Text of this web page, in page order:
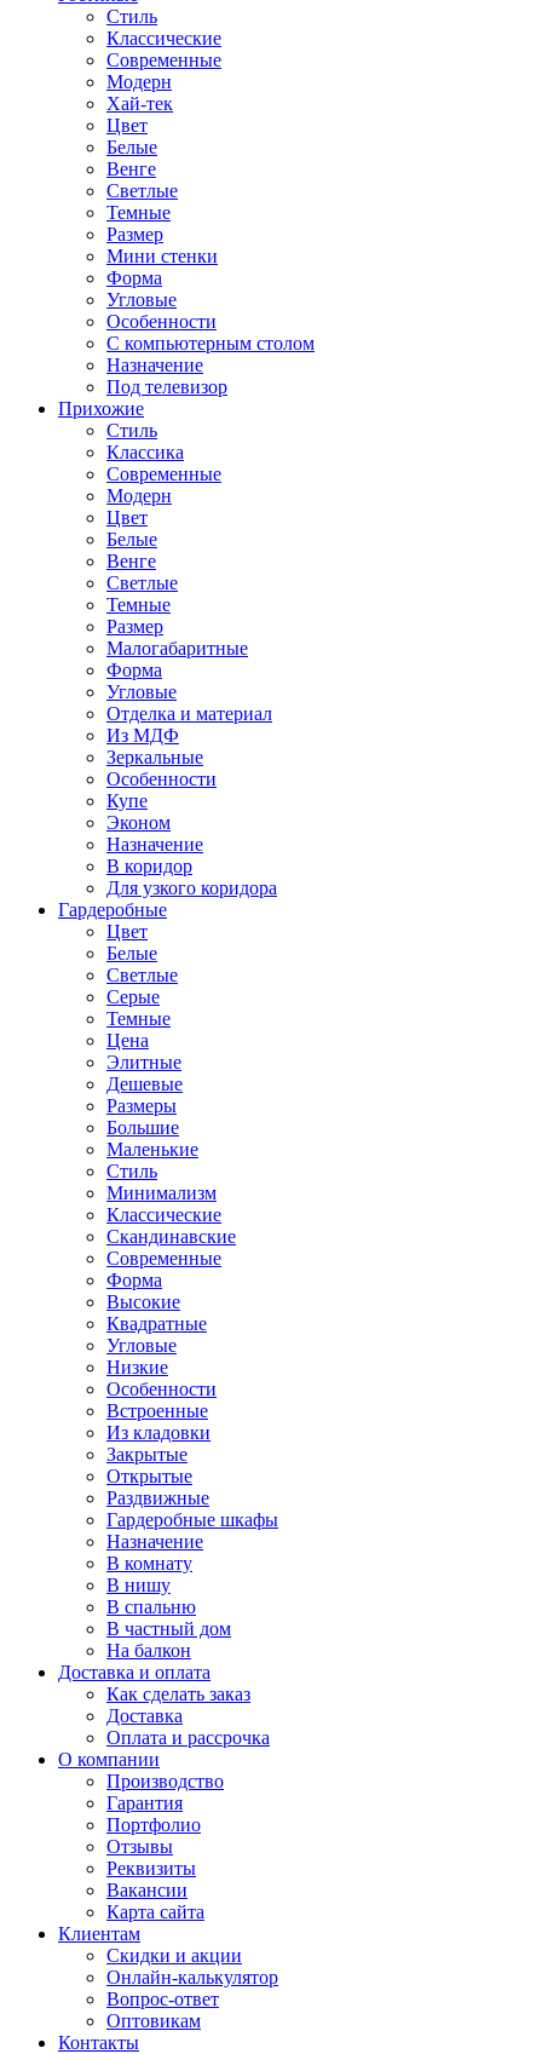
Стиль
Классические
Современные
Модерн
Хай-тек
Цвет
Белые
Венге
Светлые
Темные
Размер
Мини стенки
Форма
Угловые
Особенности
С компьютерным столом
Назначение
Под телевизор
Прихожие
Стиль
Классика
Современные
Модерн
Цвет
Белые
Венге
Светлые
Темные
Размер
Малогабаритные
Форма
Угловые
Отделка и материал
Из МДФ
Зеркальные
Особенности
Купе
Эконом
Назначение
В коридор
Для узкого коридора
Гардеробные
Цвет
Белые
Светлые
Серые
Темные
Цена
Элитные
Дешевые
Размеры
Большие
Маленькие
Стиль
Минимализм
Классические
Скандинавские
Современные
Форма
Высокие
Квадратные
Угловые
Низкие
Особенности
Встроенные
Из кладовки
Закрытые
Открытые
Раздвижные
Гардеробные шкафы
Назначение
В комнату
В нишу
В спальню
В частный дом
На балкон
Доставка и оплата
Как сделать заказ
Доставка
Оплата и рассрочка
О компании
Производство
Гарантия
Портфолио
Отзывы
Реквизиты
Вакансии
Карта сайта
Клиентам
Скидки и акции
Онлайн-калькулятор
Вопрос-ответ
Оптовикам
Контакты